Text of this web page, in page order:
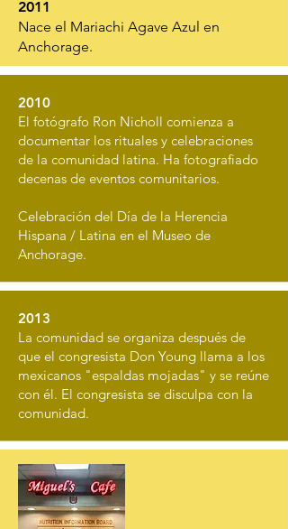
2011
Nace el Mariachi Agave Azul en
Anchorage.
2010
El fotógrafo Ron Nicholl comienza a
documentar los rituales y celebraciones
de la comunidad latina. Ha fotografiado
decenas de eventos comunitarios.
Celebración del Día de la Herencia
Hispana / Latina en el Museo de
Anchorage.
2013
La comunidad se organiza después de
que el congresista Don Young llama a los
mexicanos "espaldas mojadas" y se reúne
con él. El congresista se disculpa con la
comunidad.